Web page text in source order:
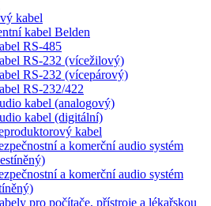
kabel
kabel Belden
RS-485
RS-232 (vícežilový)
RS-232 (vícepárový)
RS-232/422
kabel (analogový)
kabel (digitální)
kabel
a komerční audio systém
a komerční audio systém
pro počítače, přístroje a lékařskou